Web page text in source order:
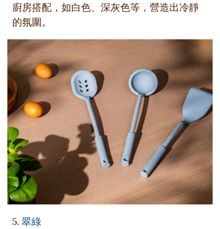
廚房搭配，如白色、深灰色等，營造出冷靜
的氛圍。
5. 翠綠